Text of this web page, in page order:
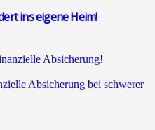
ins eige­ne Heim!
Absi­che­rung!
Absi­che­rung bei schwe­rer